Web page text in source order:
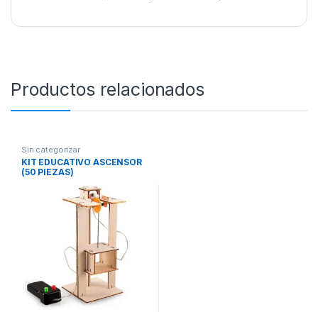
Productos relacionados
Sin categorizar
KIT EDUCATIVO ASCENSOR
(50 PIEZAS)